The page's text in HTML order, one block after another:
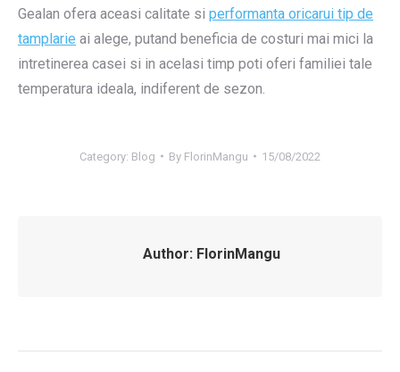
Gealan ofera aceasi calitate si performanta oricarui tip de
tamplarie ai alege, putand beneficia de costuri mai mici la
intretinerea casei si in acelasi timp poti oferi familiei tale
temperatura ideala, indiferent de sezon.
Category: Blog By FlorinMangu 15/08/2022
Author: FlorinMangu